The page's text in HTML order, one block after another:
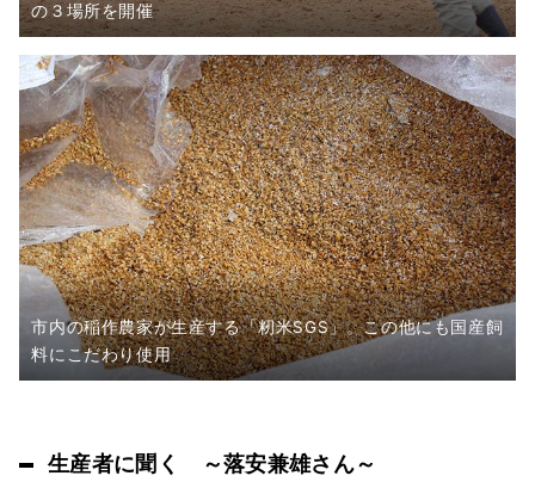
の３場所を開催
市内の稲作農家が生産する「籾米SGS」。この他にも国産飼
料にこだわり使用
生産者に聞く ～落安兼雄さん～